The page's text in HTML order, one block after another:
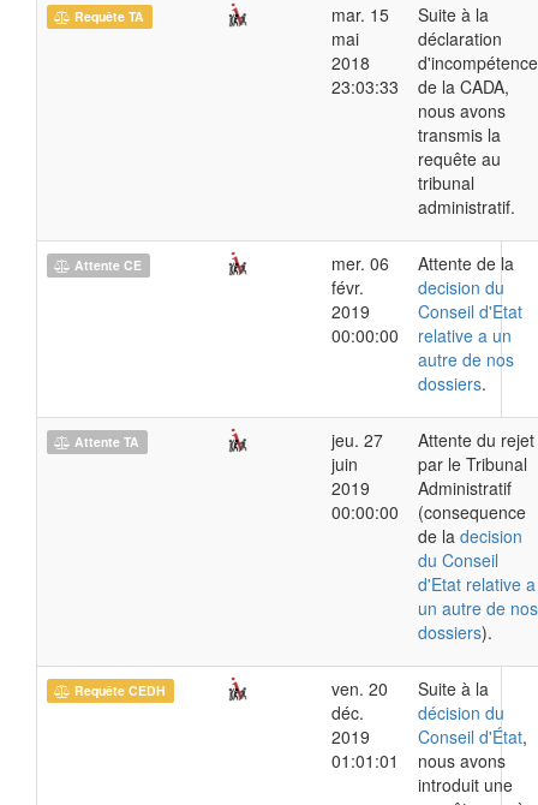
Requête TA
mar. 15
mai
2018
23:03:33
Suite à la
déclaration
d'incompétence
de la CADA,
nous avons
transmis la
requête au
tribunal
administratif.
Attente CE
mer. 06
févr.
2019
00:00:00
Attente de la
decision du
Conseil d'Etat
relative a un
autre de nos
dossiers.
Attente TA
jeu. 27
juin
2019
00:00:00
Attente du rejet
par le Tribunal
Administratif
(consequence
de la decision
du Conseil
d'Etat relative a
un autre de nos
dossiers).
Requête CEDH
ven. 20
déc.
2019
01:01:01
Suite à la
décision du
Conseil d'État,
nous avons
introduit une